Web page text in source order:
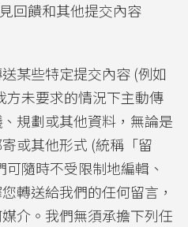
回饋和其他提交內容
某些特定提交內容 (例如
方未要求的情況下主動傳
規劃或其他資料，無論是
或其他形式 (統稱「留
隨時不受限制地編輯、
轉送給我們的任何留言，
介。我們無須承擔下列任